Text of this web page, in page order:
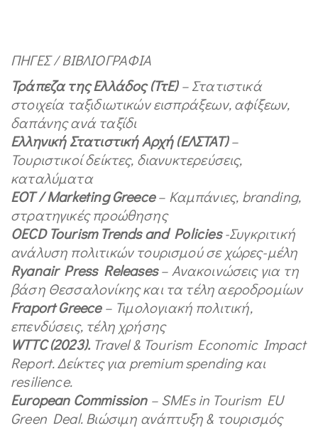
ΠΗΓΕΣ / ΒΙΒΛΙΟΓΡΑΦΙΑ
Τράπεζα της Ελλάδος (ΤτΕ)– Στατιστικά
στοιχεία ταξιδιωτικών εισπράξεων, αφίξεων,
δαπάνης ανά ταξίδι
Ελληνική Στατιστική Αρχή (ΕΛΣΤΑΤ)–
Τουριστικοί δείκτες, διανυκτερεύσεις,
καταλύματα
ΕΟΤ /Marketing Greece– Καμπάνιες, branding,
στρατηγικές προώθησης
OECD Tourism Trends and Policies-Συγκριτική
ανάλυση πολιτικών τουρισμού σε χώρες-μέλη
Ryanair Press Releases– Ανακοινώσεις για τη
βάση Θεσσαλονίκης και τα τέλη αεροδρομίων
Fraport Greece– Τιμολογιακή πολιτική,
επενδύσεις, τέλη χρήσης
WTTC(2023). Travel & Tourism Economic Impact
Report.Δείκτες γιαpremium spendingκαι
resilience.
European Commission– SMEs in Tourism EU
Green Deal. Βιώσιμη ανάπτυξη& τουρισμός